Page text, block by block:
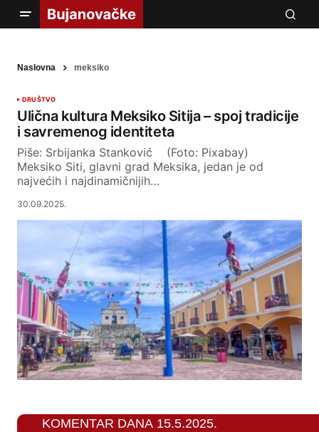
Naslovna meksiko
DRUŠTVO
Ulična kultura Meksiko Sitija – spoj tradicije
i savremenog identiteta
Piše: Srbijanka Stanković (Foto: Pixabay)
Meksiko Siti, glavni grad Meksika, jedan je od
najvećih i najdinamičnijih…
30.09.2025.
KOMENTAR DANA 15.5.2025.